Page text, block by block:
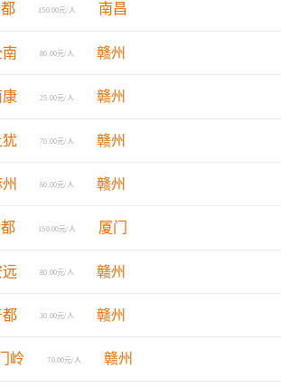
150.00元/人 南昌
80.00元/人 赣州
康 25.00元/人 赣州
犹 70.00元/人 赣州
60.00元/人 赣州
150.00元/人 厦门
远 80.00元/人 赣州
都 30.00元/人 赣州
岭 70.00元/人 赣州